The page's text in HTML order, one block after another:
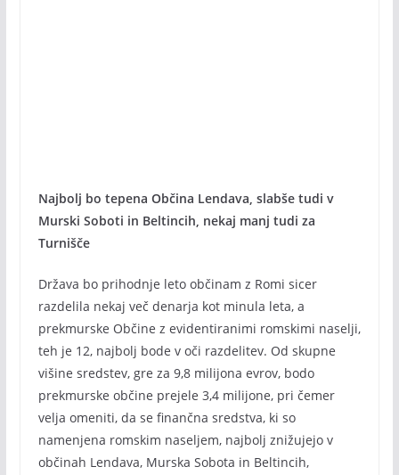
Najbolj bo tepena Občina Lendava, slabše tudi v
Murski Soboti in Beltincih, nekaj manj tudi za
Turnišče
Država bo prihodnje leto občinam z Romi sicer
razdelila nekaj več denarja kot minula leta, a
prekmurske Občine z evidentiranimi romskimi naselji,
teh je 12, najbolj bode v oči razdelitev. Od skupne
višine sredstev, gre za 9,8 milijona evrov, bodo
prekmurske občine prejele 3,4 milijone, pri čemer
velja omeniti, da se finančna sredstva, ki so
namenjena romskim naseljem, najbolj znižujejo v
občinah Lendava, Murska Sobota in Beltincih,